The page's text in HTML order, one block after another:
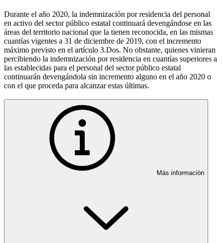
Durante el año 2020, la indemnización por residencia del personal
en activo del sector público estatal continuará devengándose en las
áreas del territorio nacional que la tienen reconocida, en las mismas
cuantías vigentes a 31 de diciembre de 2019, con el incremento
máximo previsto en el artículo 3.Dos. No obstante, quienes vinieran
percibiendo la indemnización por residencia en cuantías superiores a
las establecidas para el personal del sector público estatal
continuarán devengándola sin incremento alguno en el año 2020 o
con el que proceda para alcanzar estas últimas.
Más información